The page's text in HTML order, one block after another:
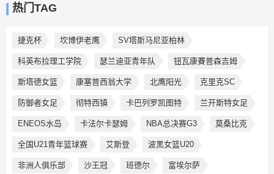
热门TAG
捷克杯 坎博伊老鹰 SV塔斯马尼亚柏林
科英布拉理工学院 瑟兰迪亚青年队 钮瓦康賽普森吉姆
斯塔德女篮 康塞普西翁大学 北鹰阳光 克里克SC
防御者女足 彻特西镇 卡巴列罗凯图特 兰开斯特女足
ENEOS水岛 卡法尔卡瑟姆 NBA总决赛G3 莫桑比克
全国U21青年篮球赛 艾斯登 波黑女篮U20
非洲人俱乐部 沙王冠 班德尔 富埃尔萨